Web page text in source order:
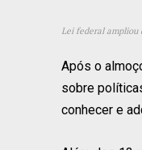
Lei federal ampliou
Após o
sobre
conhecer e